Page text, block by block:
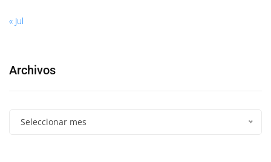
« Jul
Archivos
Seleccionar mes